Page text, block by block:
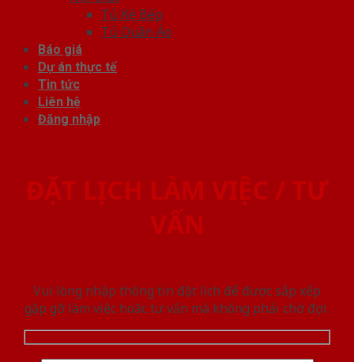
Tủ Kệ Bếp
Tủ Quần Áo
Báo giá
Dự án thực tế
Tin tức
Liên hệ
Đăng nhập
ĐẶT LỊCH LÀM VIỆC / TƯ
VẤN
Vui lòng nhập thông tin đặt lịch để được sắp xếp
gặp gỡ làm việc hoăc tư vấn mà không phải chờ đợi.